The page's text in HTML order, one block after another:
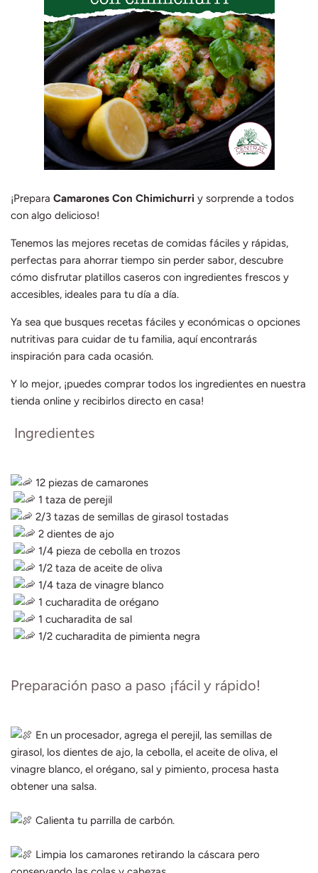
¡Prepara Camarones Con Chimichurri y sorprende a todos
con algo delicioso!
Tenemos las mejores recetas de comidas fáciles y rápidas,
perfectas para ahorrar tiempo sin perder sabor, descubre
cómo disfrutar platillos caseros con ingredientes frescos y
accesibles, ideales para tu día a día.
Ya sea que busques recetas fáciles y económicas o opciones
nutritivas para cuidar de tu familia, aquí encontrarás
inspiración para cada ocasión.
Y lo mejor, ¡puedes comprar todos los ingredientes en nuestra
tienda online y recibirlos directo en casa!
Ingredientes
12 piezas de camarones
1 taza de perejil
2/3 tazas de semillas de girasol tostadas
2 dientes de ajo
1/4 pieza de cebolla en trozos
1/2 taza de aceite de oliva
1/4 taza de vinagre blanco
1 cucharadita de orégano
1 cucharadita de sal
1/2 cucharadita de pimienta negra
Preparación paso a paso ¡fácil y rápido!
En un procesador, agrega el perejil, las semillas de
girasol, los dientes de ajo, la cebolla, el aceite de oliva, el
vinagre blanco, el orégano, sal y pimiento, procesa hasta
obtener una salsa.
Calienta tu parrilla de carbón.
Limpia los camarones retirando la cáscara pero
Mieles y Mermeladas
Pastas y cereales
Salsas